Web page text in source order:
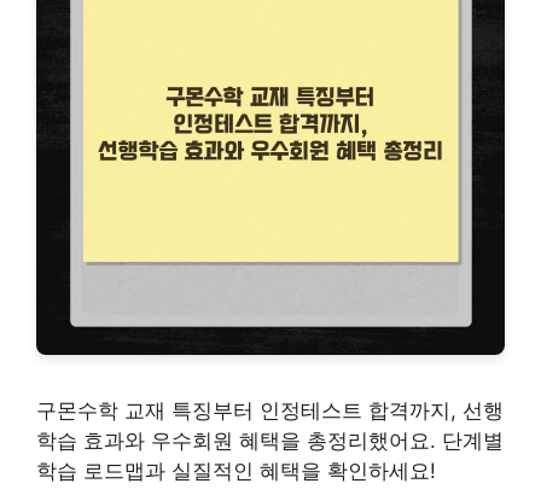
구몬수학 교재 특징부터 인정테스트 합격까지, 선행
학습 효과와 우수회원 혜택을 총정리했어요. 단계별
학습 로드맵과 실질적인 혜택을 확인하세요!